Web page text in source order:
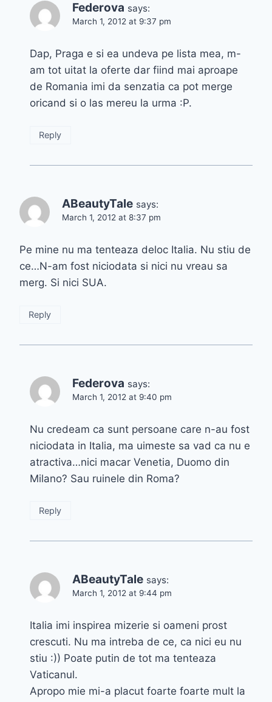
Federova says:
March 1, 2012 at 9:37 pm
Dap, Praga e si ea undeva pe lista mea, m-
am tot uitat la oferte dar fiind mai aproape
de Romania imi da senzatia ca pot merge
oricand si o las mereu la urma :P.
Reply
ABeautyTale says:
March 1, 2012 at 8:37 pm
Pe mine nu ma tenteaza deloc Italia. Nu stiu de
ce…N-am fost niciodata si nici nu vreau sa
merg. Si nici SUA.
Reply
Federova says:
March 1, 2012 at 9:40 pm
Nu credeam ca sunt persoane care n-au fost
niciodata in Italia, ma uimeste sa vad ca nu e
atractiva…nici macar Venetia, Duomo din
Milano? Sau ruinele din Roma?
Reply
ABeautyTale says:
March 1, 2012 at 9:44 pm
Italia imi inspirea mizerie si oameni prost
crescuti. Nu ma intreba de ce, ca nici eu nu
stiu :)) Poate putin de tot ma tenteaza
Vaticanul.
Apropo mie mi-a placut foarte foarte mult la